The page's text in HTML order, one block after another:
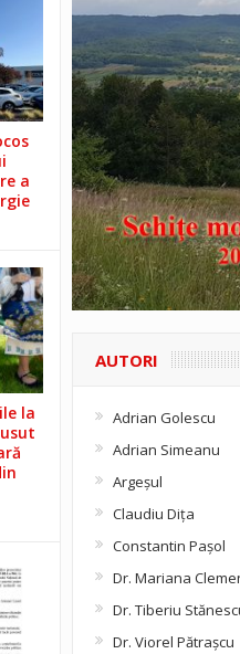
a
la
AUTORI
Adrian Golescu
Adrian Simeanu
Argeşul
Claudiu Diţa
Constantin Pașol
Dr. Mariana
Dr. Tiberiu
Dr. Viorel Pătraşcu